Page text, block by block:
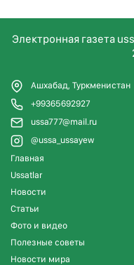
Электронная газета
Ашхабад, Туркменистан
+99365692927
ussa777@mail.ru
@ussa_ussayew
Главная
Ussatlar
Новости
Статьи
Фото и видео
Полезные советы
Новости мира